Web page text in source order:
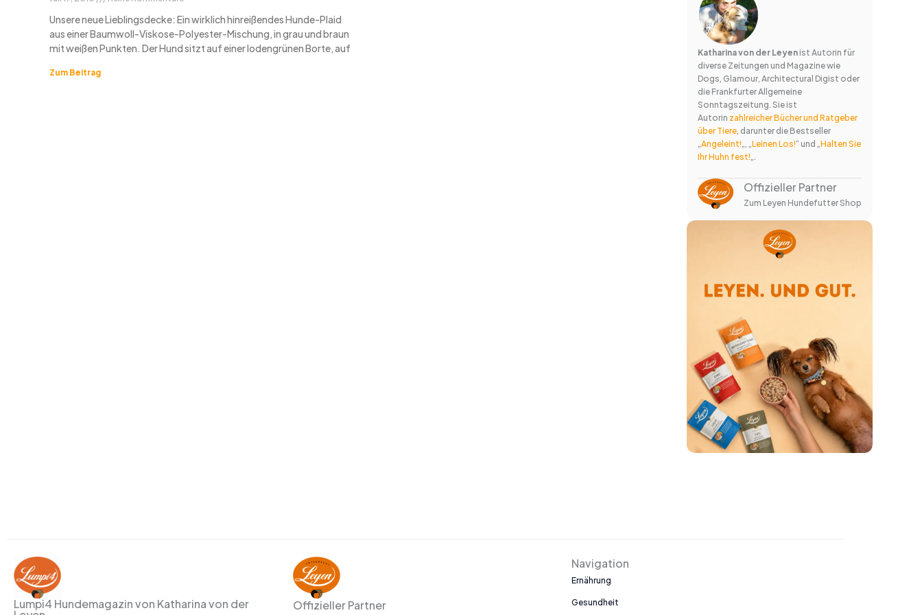
Unsere neue Lieblingsdecke: Ein wirklich hinreißendes Hunde-Plaid
aus einer Baumwoll-Viskose-Polyester-Mischung, in grau und braun
mit weißen Punkten. Der Hund sitzt auf einer lodengrünen Borte, auf
Zum Beitrag
Katharina von der Leyen ist Autorin für
diverse Zeitungen und Magazine wie
Dogs, Glamour, Architectural Digist oder
die Frankfurter Allgemeine
Sonntagszeitung. Sie ist
Autorin zahlreicher Bücher und Ratgeber
über Tiere , darunter die Bestseller
„Angeleint! „, „Leinen Los!“ und „Halten Sie
Ihr Huhn fest!
Offizieller Partner
Zum Leyen Hundefutter Shop
Lumpi4 Hundemagazin von Katharina von der
Offizieller Partner
Navigation
Ernährung
Gesundheit